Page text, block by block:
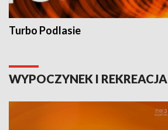
Turbo Podlasie
WYPOCZYNEK I REKREACJA